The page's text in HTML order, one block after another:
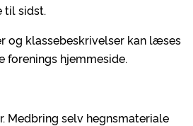
sidst.
og klassebeskrivelser kan læses
forenings hjemmeside.
Medbring selv hegnsmateriale